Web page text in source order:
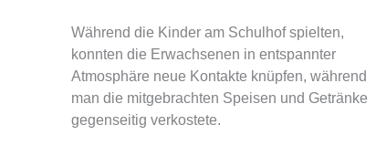
Während die Kinder am Schulhof spielten,
konnten die Erwachsenen in entspannter
Atmosphäre neue Kontakte knüpfen, während
man die mitgebrachten Speisen und Getränke
gegenseitig verkostete.